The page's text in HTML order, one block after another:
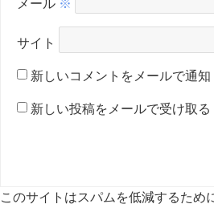
メール ※
サイト
新しいコメントをメールで通知
新しい投稿をメールで受け取る
このサイトはスパムを低減するため